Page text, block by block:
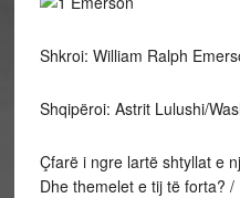
Shkroi: William Ralph
Shqipëroi: Astrit Lulushi/
Çfarë i ngre lartë shtyllat e
Dhe themelet e tij të forta? /